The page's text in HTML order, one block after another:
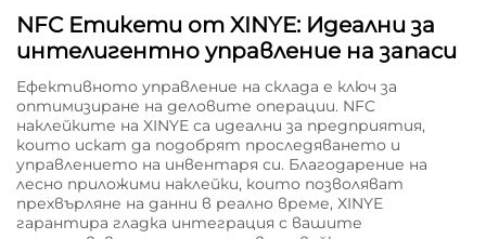
NFC Етикети от XINYE: Идеални за
интелигентно управление на запаси
Ефективното управление на склада е ключ за
оптимизиране на деловите операции. NFC
наклейките на XINYE са идеални за предприятия,
които искат да подобрят проследяването и
управлението на инвентаря си. Благодарение на
лесно приложими наклейки, които позволяват
прехвърляне на данни в реално време, XINYE
гарантира гладка интеграция с вашите